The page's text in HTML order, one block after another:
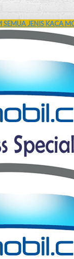
JENIS KACA